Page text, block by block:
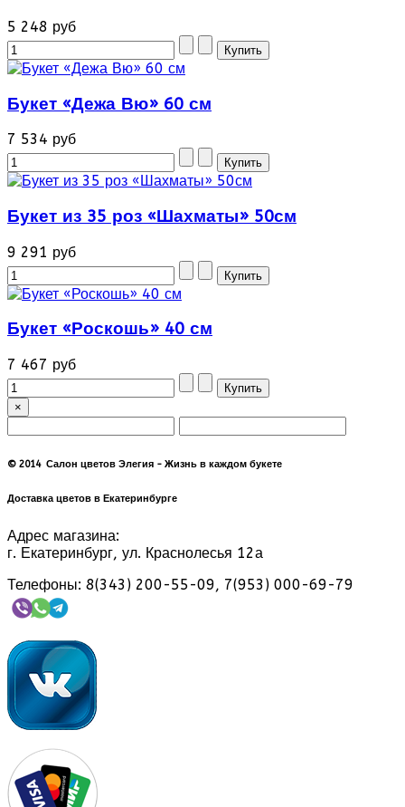
5 248 руб
Букет «Дежа Вю» 60 см
7 534 руб
Букет из 35 роз «Шахматы» 50см
9 291 руб
Букет «Роскошь» 40 см
7 467 руб
×
© 2014 Салон цветов Элегия - Жизнь в каждом букете
Доставка цветов в Екатеринбурге
Адрес магазина:
г. Екатеринбург, ул. Краснолесья 12а
Телефоны: 8(343) 200-55-09, 7(953) 000-69-79